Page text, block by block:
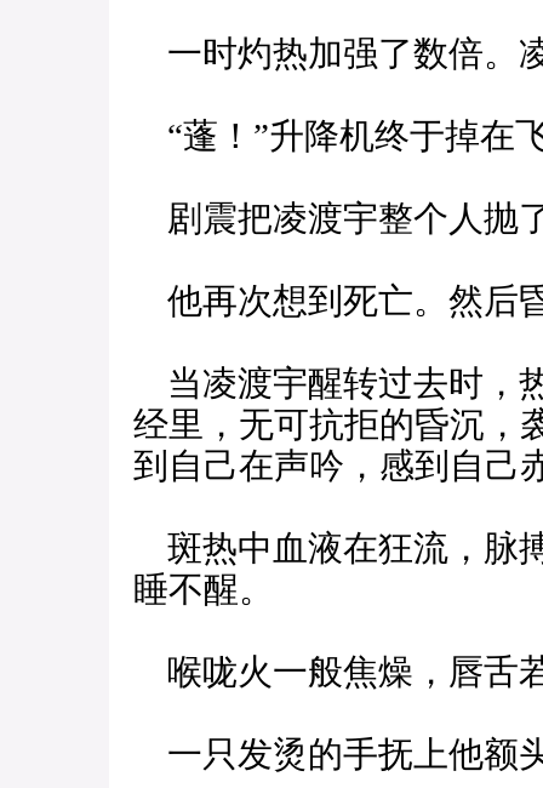
一时灼热加强了数倍。
“蓬！”升降机终于掉在
剧震把凌渡宇整个人抛
他再次想到死亡。然后
当凌渡宇醒转过去时，
经里，无可抗拒的昏沉，
到自己在声吟，感到自己
斑热中血液在狂流，脉
睡不醒。
喉咙火一般焦燥，唇舌
一只发烫的手抚上他额